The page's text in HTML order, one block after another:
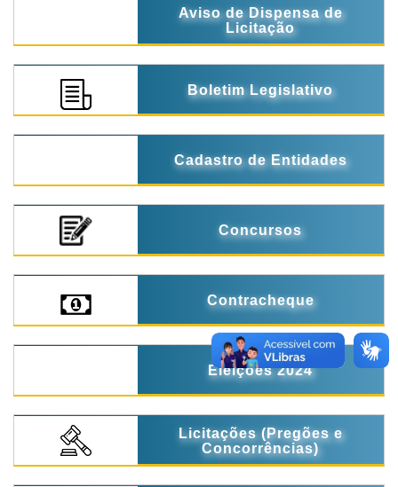
Aviso de Dispensa de
Licitação
Boletim Legislativo
Cadastro de Entidades
Concursos
Contracheque
Eleições 2024
Licitações (Pregões e
Concorrências)